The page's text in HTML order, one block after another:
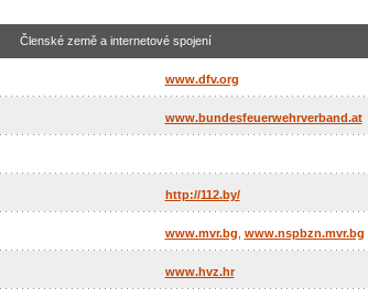
Členské země a internetové spojení
www.dfv.org
www.bundesfeuerwehrverband.at
http://112.by/
www.mvr.bg www.nspbzn.mvr.bg
www.hvz.hr